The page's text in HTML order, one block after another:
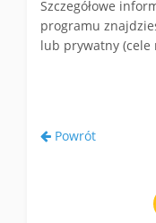
Szczegółowe
programu
lub prywatny (cele
Powrót